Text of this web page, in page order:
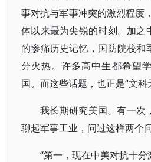
事对抗与军事冲突的激烈程度
体以来最为尖锐的时刻。加之
的惨痛历史记忆，国防院校和
分火热。许多高中生都希望
国。而这些话题，也正是“文科
我长期研究美国。有一次
聊起军事工业，问过这样两个
“第一，现在中美对抗十